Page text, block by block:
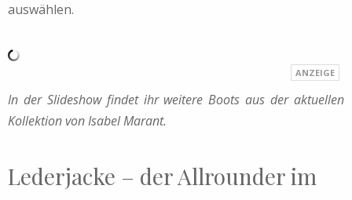
auswählen.
In der Slideshow findet ihr weitere Boots aus der aktuellen
Kollektion von Isabel Marant.
Lederjacke – der Allrounder im